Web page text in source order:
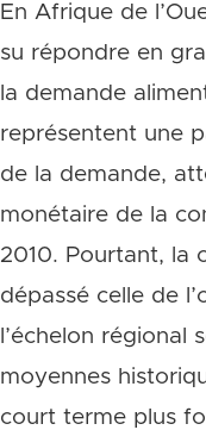
En Afrique de
su répondre en
la demande
représentent une
de la demande,
monétaire de la
2010. Pourtant, la
dépassé celle de
l’échelon régional
moyennes
court terme plus